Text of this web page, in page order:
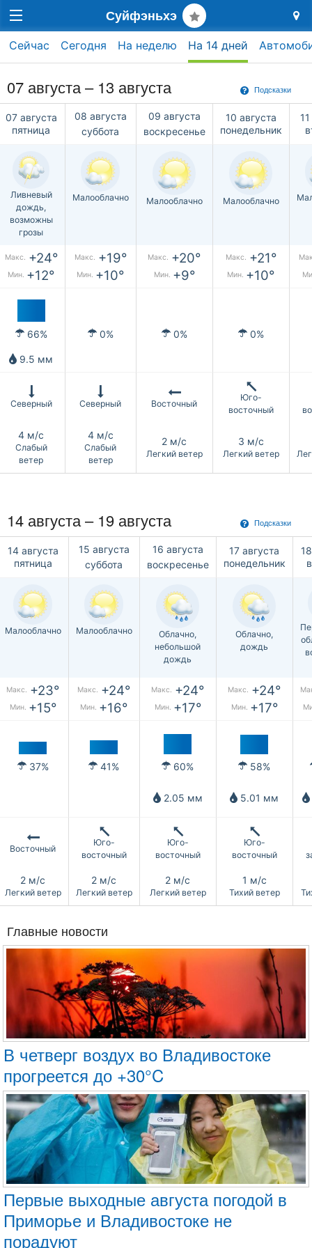
Суйфэньхэ
Сейчас Сегодня На неделю На 14 дней
Подсказки
07 августа – 13 августа
07 августа
пятница
08 августа
суббота
09 августа
воскресенье
10 августа
понедельник
Ливневый
дождь,
возможны
грозы
Малооблачно Малооблачно Малооблачно
Макс. +24°
Мин. +12°
Макс. +19°
Мин. +10°
Макс. +20°
Мин. +9°
Макс. +21°
Мин. +10°
66% 0% 0% 0%
9.5 мм
Северный Северный Восточный
Юго-
восточный
4 м/с
Слабый
ветер
4 м/с
Слабый
ветер
2 м/с
Легкий ветер
3 м/с
Легкий ветер
Подсказки
14 августа – 19 августа
14 августа
пятница
15 августа
суббота
16 августа
воскресенье
17 августа
понедельник
Малооблачно Малооблачно
Облачно,
небольшой
дождь
Облачно,
дождь
Макс. +23°
Мин. +15°
Макс. +24°
Мин. +16°
Макс. +24°
Мин. +17°
Макс. +24°
Мин. +17°
37% 41% 60% 58%
2.05 мм 5.01 мм
Восточный
Юго-
восточный
Юго-
восточный
Юго-
восточный
2 м/с
Легкий ветер
2 м/с
Легкий ветер
2 м/с
Легкий ветер
1 м/с
Тихий ветер
Главные новости
В четверг воздух во Владивостоке
прогреется до +30°C
Первые выходные августа погодой в
Приморье и Владивостоке не
порадуют